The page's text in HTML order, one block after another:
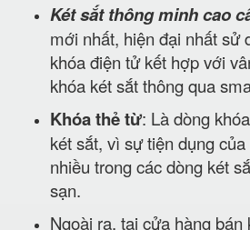
Két sắt thông minh cao
mới nhất, hiện đại nhất sử
khóa điện tử kết hợp với
khóa két sắt thông qua
Khóa thẻ từ: Là dòng
két sắt, vì sự tiện dụng
nhiều trong các dòng két
sạn.
Ngoài ra, tại cửa hàng bán